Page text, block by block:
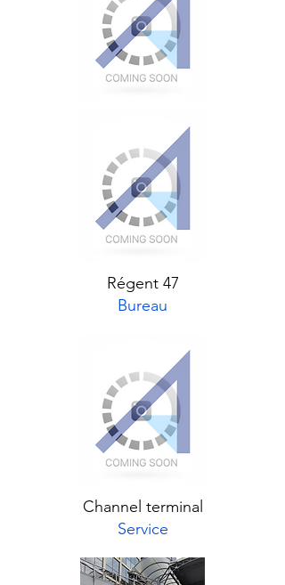
Régent 47
Bureau
Channel terminal
Service